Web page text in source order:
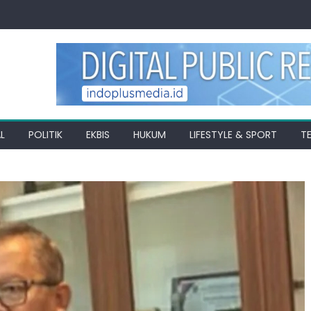
POLITIK EKBIS HUKUM LIFESTYLE & SPORT